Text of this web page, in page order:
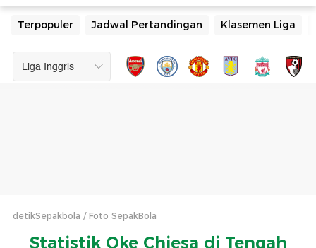
Terpopuler Jadwal Pertandingan Klasemen Liga
detikSepakbola Foto SepakBola
Statistik Oke Chiesa di Tengah